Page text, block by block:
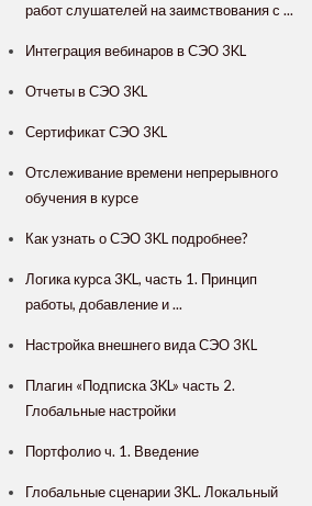
работ слушателей на заимствования с ...
Интеграция вебинаров в СЭО 3KL
Отчеты в СЭО 3KL
Сертификат СЭО 3KL
Отслеживание времени непрерывного
обучения в курсе
Как узнать о СЭО 3KL подробнее?
Логика курса 3KL, часть 1. Принцип
работы, добавление и ...
Настройка внешнего вида СЭО 3КL
Плагин «Подписка 3KL» часть 2.
Глобальные настройки
Портфолио ч. 1. Введение
Глобальные сценарии 3KL. Локальный